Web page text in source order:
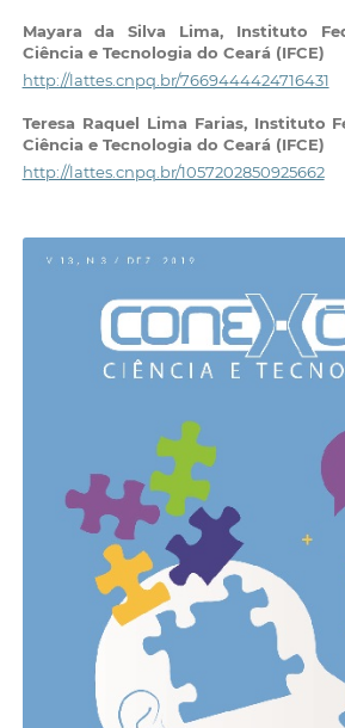
Mayara da Silva Lima, Instituto
Ciência e Tecnologia do Ceará (IFCE)
http://lattes.cnpq.br/7669444424716431
Teresa Raquel Lima Farias, Instituto
Ciência e Tecnologia do Ceará (IFCE)
http://lattes.cnpq.br/1057202850925662